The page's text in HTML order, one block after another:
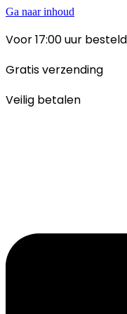
Ga naar inhoud
Voor 17:00 uur
Gratis verzending
Veilig betalen